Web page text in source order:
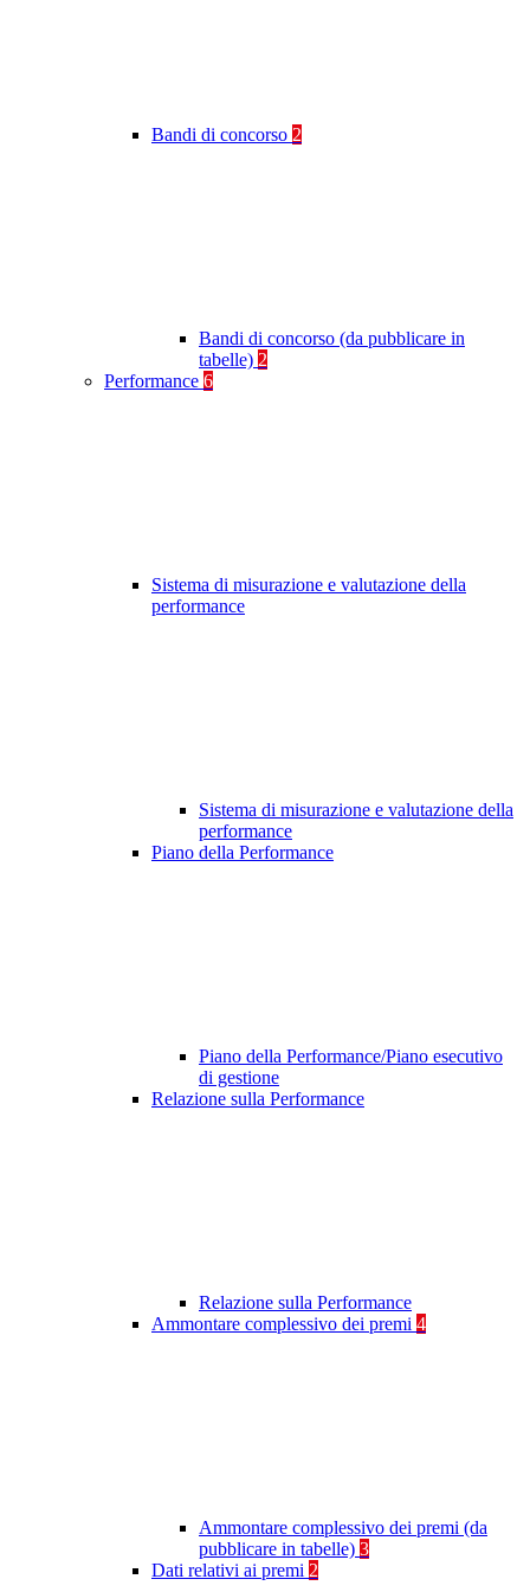
Bandi di concorso 2
Bandi di concorso (da pubblicare in
tabelle) 2
Performance 6
Sistema di misurazione e valutazione della
performance
Sistema di misurazione e valutazione della
performance
Piano della Performance
Piano della Performance/Piano esecutivo
di gestione
Relazione sulla Performance
Relazione sulla Performance
Ammontare complessivo dei premi 4
Ammontare complessivo dei premi (da
pubblicare in tabelle) 3
Dati relativi ai premi 2